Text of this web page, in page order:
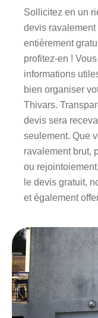
Sollicitez en un
devis ravalement
entièrement
profitez-en !
informations
bien organiser
Thivars.
devis sera
seulement. Que
ravalement brut,
ou
le devis gratuit,
et également